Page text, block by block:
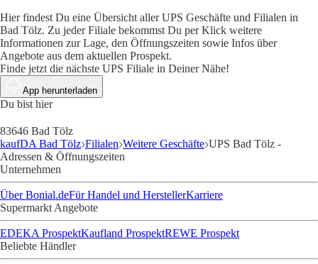
Hier findest Du eine Übersicht aller UPS Geschäfte und Filialen in
Bad Tölz. Zu jeder Filiale bekommst Du per Klick weitere
Informationen zur Lage, den Öffnungszeiten sowie Infos über
Angebote aus dem aktuellen Prospekt.
Finde jetzt die nächste UPS Filiale in Deiner Nähe!
App herunterladen
Du bist hier
83646 Bad Tölz
kaufDA Bad Tölz Filialen Weitere Geschäfte UPS Bad Tölz -
Adressen & Öffnungszeiten
Unternehmen
Über Bonial.deFür Handel und HerstellerKarriere
Supermarkt Angebote
EDEKA ProspektKaufland ProspektREWE Prospekt
Beliebte Händler